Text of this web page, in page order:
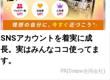
SNSアカウントを着実に成
長。実はみんなココ使ってま
す。
PR(Dreaw合同会社)